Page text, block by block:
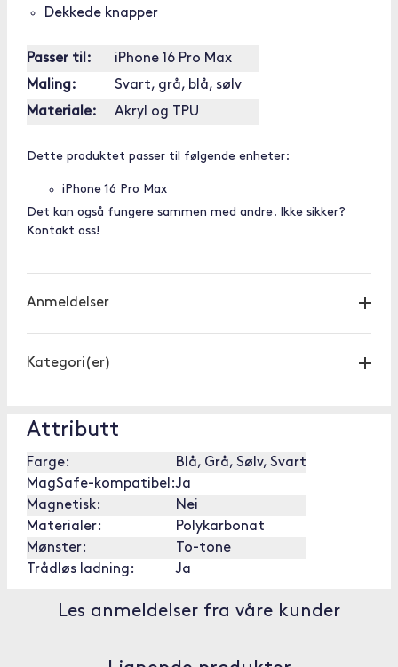
Dekkede knapper
Passer til:
iPhone 16 Pro Max
Maling:
Svart, grå, blå, sølv
Materiale:
Akryl og TPU
Dette produktet passer til følgende enheter:
iPhone 16 Pro Max
Det kan også fungere sammen med andre. Ikke sikker?
Kontakt oss!
Anmeldelser
Kategori(er)
Attributt
Farge:
Blå, Grå, Sølv, Svart
MagSafe-kompatibel:Ja
Magnetisk:
Nei
Materialer:
Polykarbonat
Mønster:
To-tone
Trådløs ladning:
Ja
Les anmeldelser fra våre kunder